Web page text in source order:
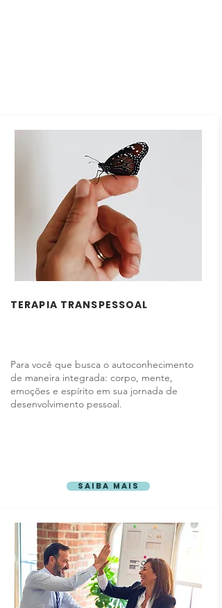
TERAPIA TRANSPESSOAL
Para você que busca o autoconhecimento
de maneira integrada: corpo, mente,
emoções e espírito em sua jornada de
desenvolvimento pessoal.
Saiba mais